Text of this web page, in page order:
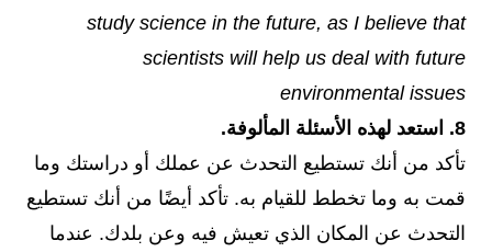
study science in the future, as I believe that
scientists will help us deal with future
environmental issues
8. استعد لهذه الأسئلة المألوفة.
تأكد من أنك تستطيع التحدث عن عملك أو دراستك وما
قمت به وما تخطط للقيام به. تأكد أيضًا من أنك تستطيع
التحدث عن المكان الذي تعيش فيه وعن بلدك. عندما